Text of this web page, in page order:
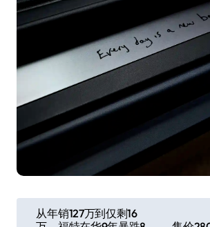
从年销127万到仅剩16